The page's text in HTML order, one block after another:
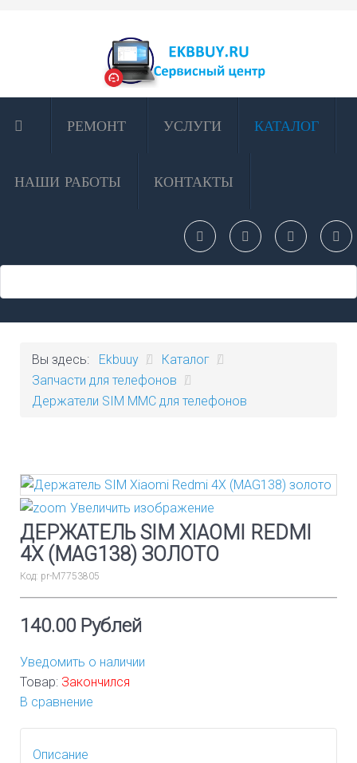
РЕМОНТ УСЛУГИ КАТАЛОГ
НАШИ РАБОТЫ КОНТАКТЫ
Вы здесь: Ekbuuy / Каталог /
Запчасти для телефонов /
Держатели SIM MMC для телефонов
Увеличить изображение
ДЕРЖАТЕЛЬ SIM XIAOMI REDMI
4X (MAG138) ЗОЛОТО
Код: pr-М7753805
140.00 Рублей
Уведомить о наличии
Товар: Закончился
В сравнение
Описание